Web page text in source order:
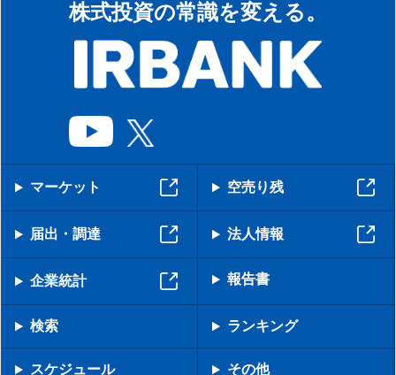
株式投資の常識を変える。
マーケット 空売り残
届出・調達 法人情報
企業統計 報告書
検索 ランキング
スケジュール その他